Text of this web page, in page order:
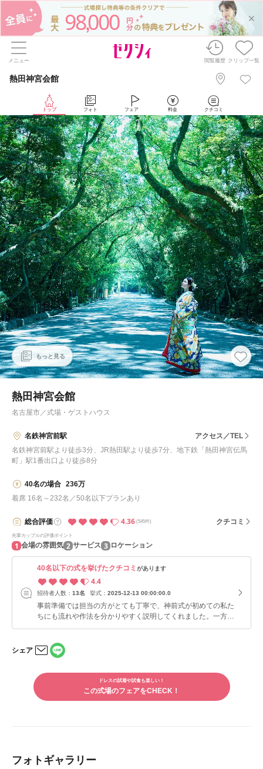
98,000
メニュー 閲覧履歴 クリップ一覧
熱田神宮会館
トップ フォト フェア 料金 クチコミ
もっと見る
熱田神宮会館
名古屋市／式場・ゲストハウス
名鉄神宮前駅
アクセス／TEL
名鉄神宮前駅より徒歩3分、JR熱田駅より徒歩7分、地下鉄「熱田神宮伝馬
町」駅1番出口より徒歩8分
40名の場合 236万
着席 16名～232名／50名以下プランあり
総合評価 4.36 (545件) クチコミ
先輩カップルの評価ポイント
1 会場の雰囲気 2 サービス 3 ロケーション
40名以下の式を挙げたクチコミ があります
4.4
招待者人数： 13名 挙式： 2025-12-13 00:00:00.0
事前準備では担当の方がとても丁寧で、神前式が初めての私た
ちにも流れや作法を分かりやすく説明してくれました。一方
で、決まった担当がつかないシステムなので、確認に時間がか
で、静けさの中に神聖さがあり、背筋が伸びる思いでした。披
露宴会場は落ち着いた和の空間で、季節感を取り入れた装花や
トからも「上品でとても美味しかった」と好評でした。派手さ
よりも格式や和の良さを重視したい方には、熱田神宮会館はお
すすめできる会場だと思います。
シェア
ルで
シェ
アす
る
で
ドレスの試着や試食も楽しい！
この式場のフェアをCHECK！
フォトギャラリー